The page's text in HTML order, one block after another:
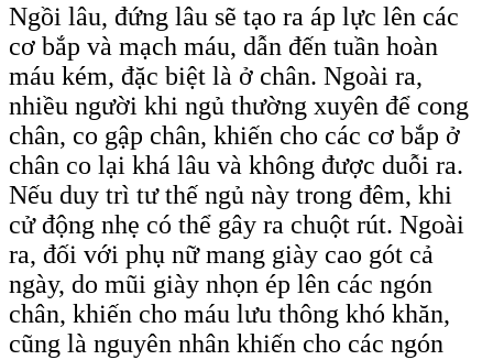
Ngồi lâu, đứng lâu sẽ tạo ra áp lực lên các
cơ bắp và mạch máu, dẫn đến tuần hoàn
máu kém, đặc biệt là ở chân. Ngoài ra,
nhiều người khi ngủ thường xuyên để cong
chân, co gập chân, khiến cho các cơ bắp ở
chân co lại khá lâu và không được duỗi ra.
Nếu duy trì tư thế ngủ này trong đêm, khi
cử động nhẹ có thể gây ra chuột rút. Ngoài
ra, đối với phụ nữ mang giày cao gót cả
ngày, do mũi giày nhọn ép lên các ngón
chân, khiến cho máu lưu thông khó khăn,
cũng là nguyên nhân khiến cho các ngón